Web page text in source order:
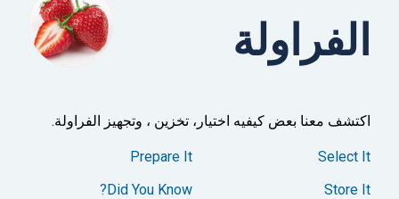
الفراولة
اكتشف معنا بعض كيفيه اختيار، تخزين ، وتجهيز الفراولة.
Select It
Store It
Prepare It
Did You Know?